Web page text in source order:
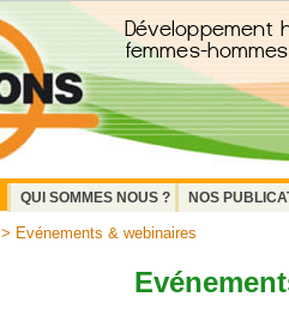
QUI SOMMES NOUS ?
NOS
> Evénements & webinaires